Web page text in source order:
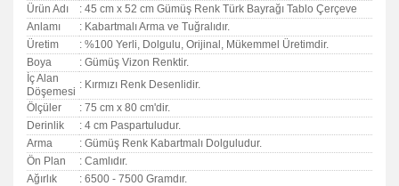
Ürün Adı
: 45 cm x 52 cm Gümüş Renk Türk Bayrağı Tablo Çerçeve
Anlamı
: Kabartmalı Arma ve Tuğralıdır.
Üretim
: %100 Yerli, Dolgulu, Orijinal, Mükemmel Üretimdir.
Boya
: Gümüş Vizon Renktir.
İç Alan
Döşemesi
: Kırmızı Renk Desenlidir.
Ölçüler
: 75 cm x 80 cm'dir.
Derinlik
: 4 cm Paspartuludur.
Arma
: Gümüş Renk Kabartmalı Dolguludur.
Ön Plan
: Camlıdır.
Ağırlık
: 6500 - 7500 Gramdır.